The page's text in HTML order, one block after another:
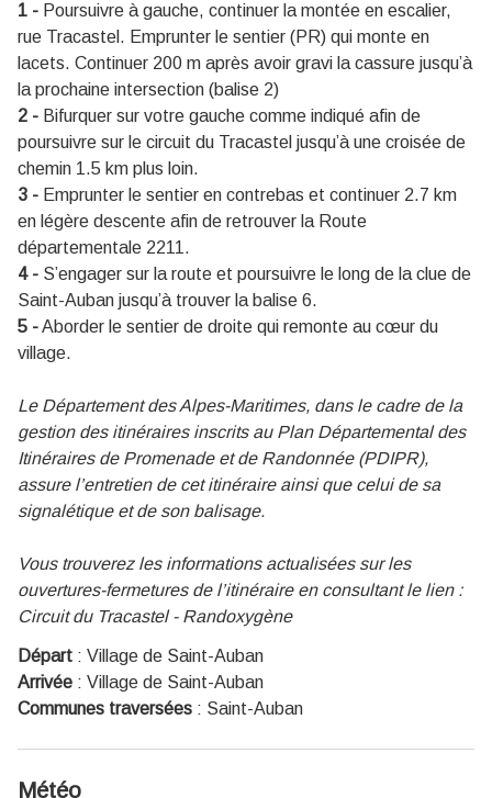
1 - Poursuivre à gauche, continuer la montée en escalier,
rue Tracastel. Emprunter le sentier (PR) qui monte en
lacets. Continuer 200 m après avoir gravi la cassure jusqu’à
la prochaine intersection (balise 2)
2 - Bifurquer sur votre gauche comme indiqué afin de
poursuivre sur le circuit du Tracastel jusqu’à une croisée de
chemin 1.5 km plus loin.
3 - Emprunter le sentier en contrebas et continuer 2.7 km
en légère descente afin de retrouver la Route
départementale 2211.
4 - S’engager sur la route et poursuivre le long de la clue de
Saint-Auban jusqu’à trouver la balise 6.
5 -Aborder le sentier de droite qui remonte au cœur du
village.
Le Département des Alpes-Maritimes, dans le cadre de la
gestion des itinéraires inscrits au Plan Départemental des
Itinéraires de Promenade et de Randonnée (PDIPR),
assure l’entretien de cet itinéraire ainsi que celui de sa
signalétique et de son balisage.
Vous trouverez les informations actualisées sur les
ouvertures-fermetures de l’itinéraire en consultant le lien :
Circuit du Tracastel - Randoxygène
Départ : Village de Saint-Auban
Arrivée : Village de Saint-Auban
Communes traversées : Saint-Auban
Météo